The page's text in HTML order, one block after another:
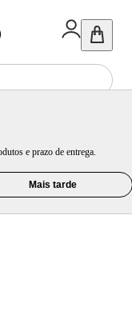
e prazo de entrega.
Mais tarde